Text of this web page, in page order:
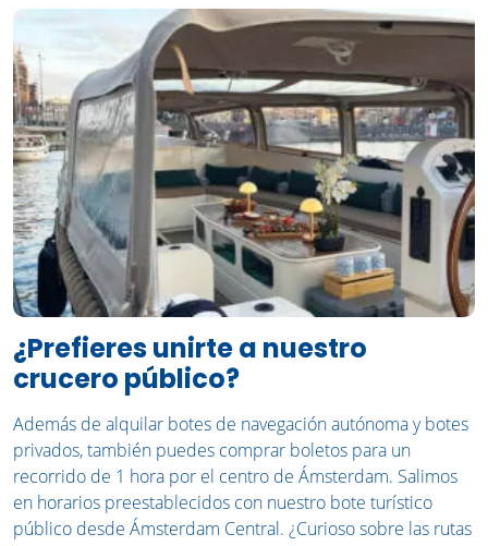
¿Prefieres unirte a nuestro
crucero público?
Además de alquilar botes de navegación autónoma y botes
privados, también puedes comprar boletos para un
recorrido de 1 hora por el centro de Ámsterdam. Salimos
en horarios preestablecidos con nuestro bote turístico
público desde Ámsterdam Central. ¿Curioso sobre las rutas